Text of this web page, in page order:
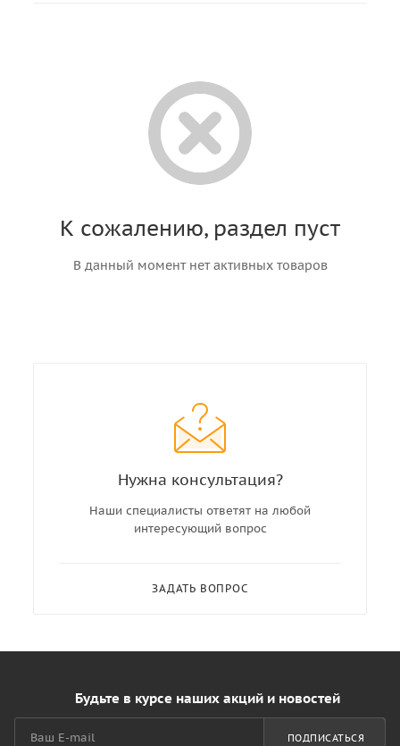
К сожалению, раздел пуст
В данный момент нет активных товаров
Нужна консультация?
Наши специалисты ответят на любой
интересующий вопрос
ЗАДАТЬ ВОПРОС
Будьте в курсе наших акций и новостей
ПОДПИСАТЬСЯ